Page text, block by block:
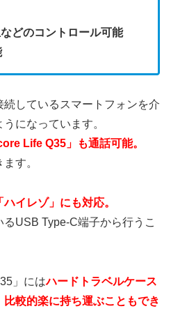
どのコントロール可能
しているスマートフォンを介
になっています。
Life Q35」も通話可能。
す。
ハイレゾ」にも対応。
USB Type-C端子から行うこ
」にはハードトラベルケース
較的楽に持ち運ぶこともでき